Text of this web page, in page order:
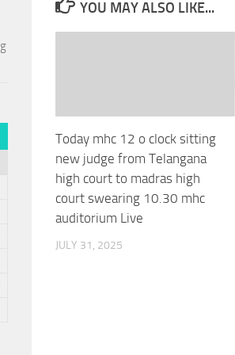
YOU MAY ALSO LIKE...
Today mhc 12 o clock sitting
new judge from Telangana
high court to madras high
court swearing 10.30 mhc
auditorium Live
JULY 31, 2025